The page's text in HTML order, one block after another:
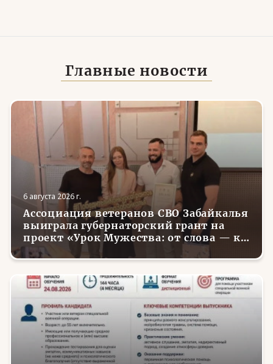
Главные новости
6 августа 2026 г.
Ассоциация ветеранов СВО Забайкалья
выиграла губернаторский грант на
проект «Урок Мужества: от слова — к
делу»